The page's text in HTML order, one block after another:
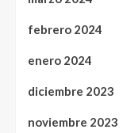
febrero 2024
enero 2024
diciembre 2023
noviembre 2023